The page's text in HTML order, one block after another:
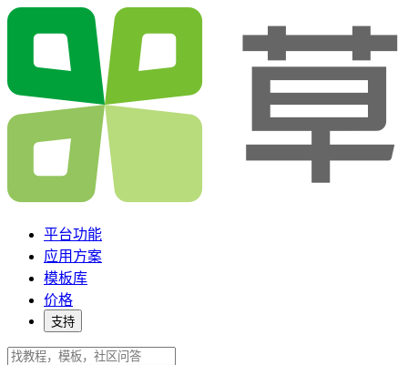
平台功能
应用方案
模板库
价格
支持